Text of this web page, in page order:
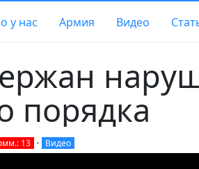
у нас Армия Видео
порядка
13 • Видео